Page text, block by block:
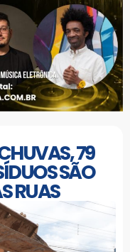
79
SÃO
RUAS